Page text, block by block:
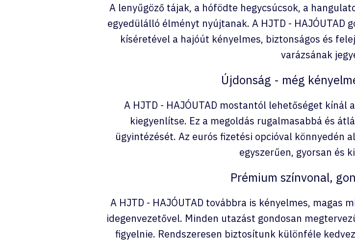
A lenyűgöző tájak, a hófödte hegycsúcsok, a
egyedülálló élményt nyújtanak. A HJTD - HAJÓUTAD
kíséretével a hajóút kényelmes, biztonságos és
varázsának
Újdonság - még
A HJTD - HAJÓUTAD mostantól lehetőséget
kiegyenlítse. Ez a megoldás rugalmasabbá és
ügyintézését. Az eurós fizetési opcióval könnyedén
egyszerűen, gyorsan és
Prémium színvonal,
A HJTD - HAJÓUTAD továbbra is kényelmes, magas
idegenvezetővel. Minden utazást gondosan
figyelnie. Rendszeresen biztosítunk különféle